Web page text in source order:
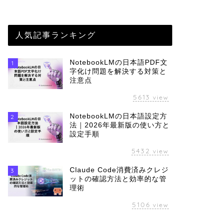
人気記事ランキング
1
NotebookLMの日本語PDF文
字化け問題を解決する対策と
注意点
5613 view
2
NotebookLMの日本語設定方
法｜2026年最新版の使い方と
設定手順
5432 view
3
Claude Code消費済みクレジ
ットの確認方法と効率的な管
理術
5106 view